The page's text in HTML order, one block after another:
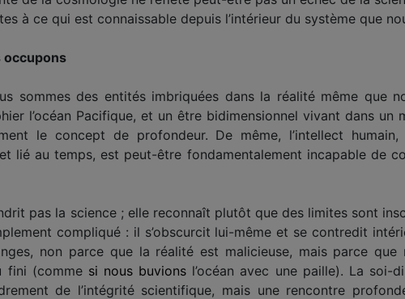
à ce qui est connaissable depuis l’intérieur du système que
occupons
sommes des entités imbriquées dans la réalité même que
l’océan Pacifique, et un être bidimensionnel vivant dans un
le concept de profondeur. De même, l’intellect
lié au temps, est peut-être fondamentalement incapable de
pas la science ; elle reconnaît plutôt que des limites sont
compliqué : il s’obscurcit lui-même et se contredit
non parce que la réalité est malicieuse, mais parce
fini (comme si nous buvions l’océan avec une paille). La
de l’intégrité scientifique, mais une rencontre